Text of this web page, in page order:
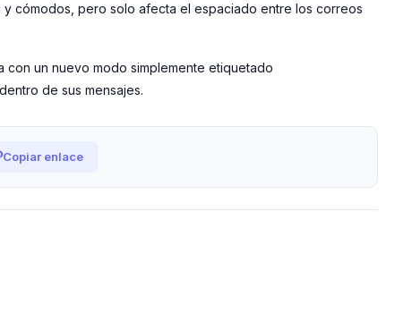
cómodos, pero solo afecta el espaciado entre los correos
un nuevo modo simplemente etiquetado
de sus mensajes.
Copiar enlace